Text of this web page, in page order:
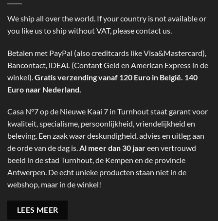
We ship all over the world. If your country is not available or
you like us to ship without VAT, please contact us.
Betalen met PayPal (also creditcards like Visa&Mastercard),
Bancontact, iDEAL (Contant Geld en American Express in de
winkel). Gratis verzending vanaf 120 Euro in België. 140
Euro naar Nederland.
Casa N°7 op de Nieuwe Kaai 7 in Turnhout staat garant voor
kwaliteit, specialisme, persoonlijkheid, vriendelijkheid en
beleving. Een zaak waar deskundigheid, advies en uitleg aan
de orde van de dag is.Al meer dan 30 jaareen vertrouwd
beeld in de stad Turnhout, de Kempen en de provincie
Antwerpen. De echt unieke producten staan niet in de
webshop, maar in de winkel!
LEES MEER